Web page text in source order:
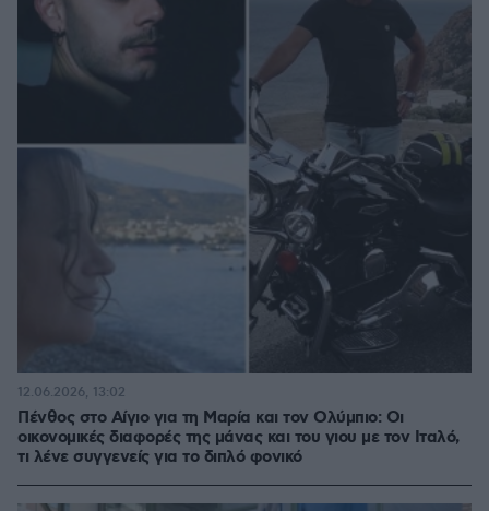
Πένθος στο Αίγιο για τη Μαρία και τον Ολύμπιο: Οι
οικονομικές διαφορές της μάνας και του γιου με τον Ιταλό,
τι λένε συγγενείς για το διπλό φονικό
12.06.2026, 13:02